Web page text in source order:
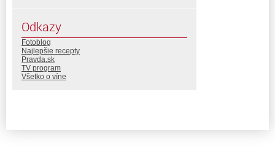
Odkazy
Fotoblog
Najlepšie recepty
Pravda.sk
TV program
Všetko o víne